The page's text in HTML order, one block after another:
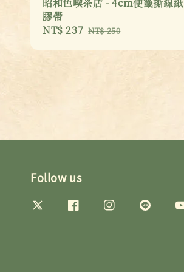
昭和色喫茶店 - 4cm便籤撕線紙
膠帶
Sale
NT$ 237 Regular
NT$ 250
Follow us